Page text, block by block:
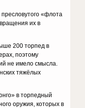
«флота
их в
200 торпед в
поэтому
не имело смысла.
тяжёлых
в торпедный
оружия, которых в